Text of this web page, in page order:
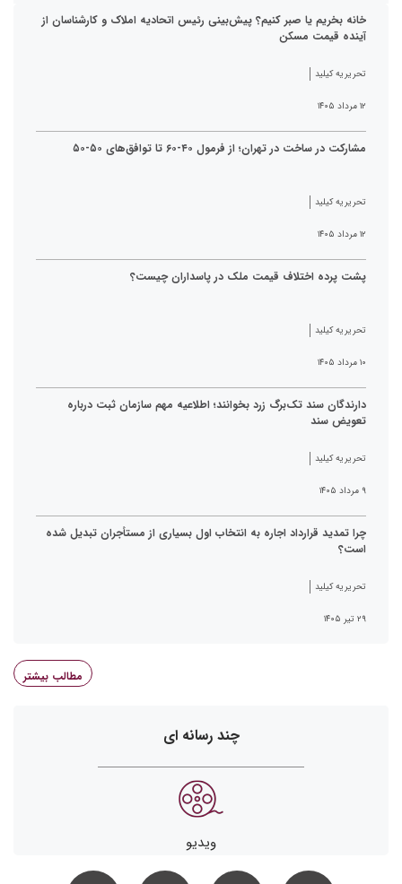
خانه بخریم یا صبر کنیم؟ پیش‌بینی رئیس اتحادیه املاک و کارشناسان از
آینده قیمت مسکن
تحریریه کیلید
۱۲ مرداد ۱۴۰۵
مشارکت در ساخت در تهران؛ از فرمول ۴۰-۶۰ تا توافق‌های ۵۰-۵۰
تحریریه کیلید
۱۲ مرداد ۱۴۰۵
پشت پرده اختلاف قیمت ملک در پاسداران چیست؟
تحریریه کیلید
۱۰ مرداد ۱۴۰۵
دارندگان سند تک‌برگ زرد بخوانند؛ اطلاعیه مهم سازمان ثبت درباره
تعویض سند
تحریریه کیلید
۹ مرداد ۱۴۰۵
چرا تمدید قرارداد اجاره به انتخاب اول بسیاری از مستأجران تبدیل شده
است؟
تحریریه کیلید
۲۹ تیر ۱۴۰۵
مطالب بیشتر
چند رسانه ای
ویدیو